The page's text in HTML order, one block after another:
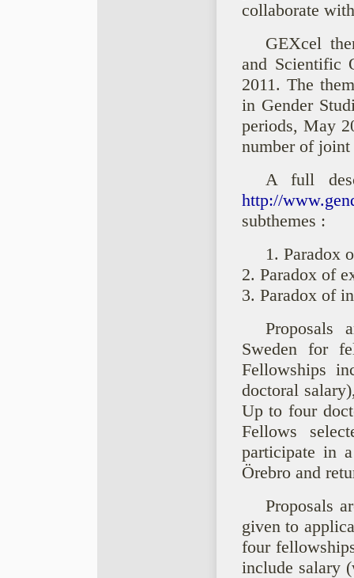
collaborate
GEXcel
and Scientific
2011. The
in Gender
periods, May
number of joint
A full
http://
subthemes :
1. Paradox
2. Paradox of
3. Paradox of
Proposals
Sweden for
Fellowships
doctoral
Up to four
Fellows
participate in
Örebro and
Proposals
given to
four
include salary